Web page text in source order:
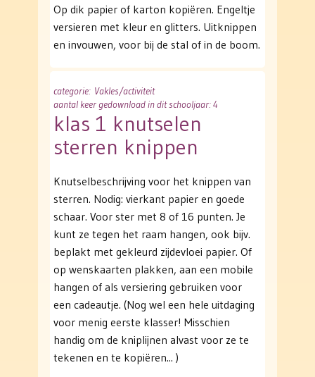
Op dik papier of karton kopiëren. Engeltje
versieren met kleur en glitters. Uitknippen
en invouwen, voor bij de stal of in de boom.
categorie: Vakles/activiteit
aantal keer gedownload in dit schooljaar: 4
klas 1 knutselen
sterren knippen
Knutselbeschrijving voor het knippen van
sterren. Nodig: vierkant papier en goede
schaar. Voor ster met 8 of 16 punten. Je
kunt ze tegen het raam hangen, ook bijv.
beplakt met gekleurd zijdevloei papier. Of
op wenskaarten plakken, aan een mobile
hangen of als versiering gebruiken voor
een cadeautje. (Nog wel een hele uitdaging
voor menig eerste klasser! Misschien
handig om de kniplijnen alvast voor ze te
tekenen en te kopiëren... )